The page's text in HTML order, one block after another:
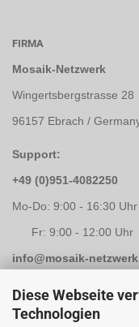
Diese Webseite
Technologien
FIRMA
Mosaik-Netzwerk
Wingertsbergstrasse 28
96157 Ebrach /
Support:
+49 (0)951-4082250
Mo-Do: 9:00 - 16:30 Uhr
Fr: 9:00 - 12:00 Uhr
info@mosaik-
Retouren Adresse:
Mosaik-Netzwerk